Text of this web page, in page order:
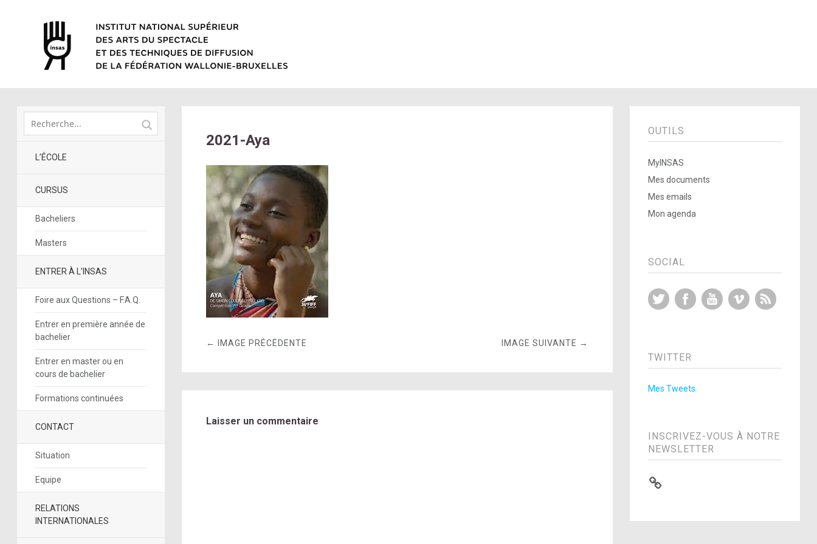
L’ÉCOLE
CURSUS
Bacheliers
Masters
ENTRER À L’INSAS
Foire aux Questions – F.A.Q.
Entrer en première année de
bachelier
Entrer en master ou en
cours de bachelier
Formations continuées
CONTACT
Situation
Equipe
RELATIONS
INTERNATIONALES
2021-Aya
← IMAGE PRÉCÉDENTE IMAGE SUIVANTE →
Laisser un commentaire
OUTILS
MyINSAS
Mes documents
Mes emails
Mon agenda
SOCIAL
Twitter FacebookYouTubeVimeo
TWITTER
Mes Tweets
INSCRIVEZ-VOUS À NOTRE
NEWSLETTER